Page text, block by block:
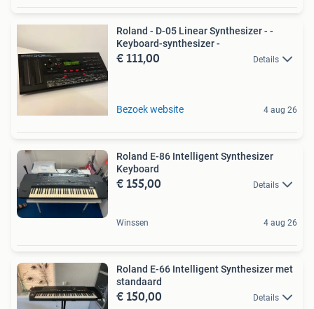
Roland - D-05 Linear Synthesizer - -
Keyboard-synthesizer -
€ 111,00 Details
Bezoek website 4 aug 26
Roland E-86 Intelligent Synthesizer
Keyboard
€ 155,00 Details
Winssen 4 aug 26
Roland E-66 Intelligent Synthesizer met
standaard
€ 150,00 Details